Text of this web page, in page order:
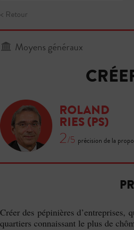
< Retour
Moyens généraux
ROLAND
RIES (PS)
2/5 précision de la
Créer des pépinières d’entreprises,
quartiers connaissant le plus de